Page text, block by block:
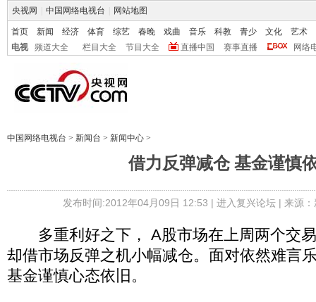
央视网 中国网络电视台 网站地图
首页 新闻 经济 体育 综艺 春晚 戏曲 音乐 科教 青少 文化
艺术
电视
频道大全 栏目大全 节目大全 直播中国 赛事直播 网络
中国网络电视台 > 新闻台 > 新闻中心 >
借力反弹减仓 基金谨慎
发布时间:2012年04月09日 12:53 | 进入复兴论坛| 来源
多重利好之下， A股市场在上周两个交易
却借市场反弹之机小幅减仓。面对依然难言
基金谨慎心态依旧。